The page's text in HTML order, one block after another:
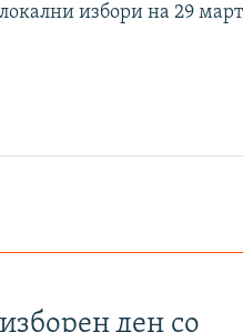
избори на 29
ден со